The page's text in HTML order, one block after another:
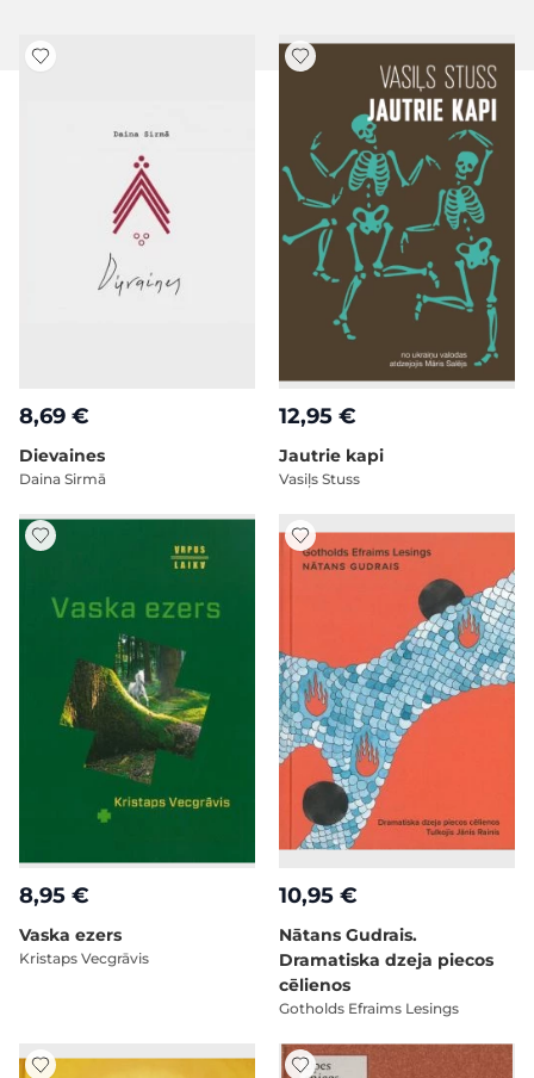
8,69 €
Dievaines
Daina Sirmā
12,95 €
Jautrie kapi
Vasiļs Stuss
8,95 €
Vaska ezers
Kristaps Vecgrāvis
10,95 €
Nātans Gudrais.
Dramatiska dzeja piecos
cēlienos
Gotholds Efraims Lesings